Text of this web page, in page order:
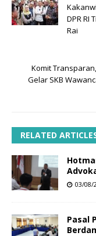
DPR RI
Rai
Komit
Gelar SKB
RELATED
03/08/
Pasal